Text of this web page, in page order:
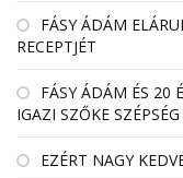
FÁSY ÁDÁM
RECEPTJÉT
FÁSY ÁDÁM ÉS 20
IGAZI SZŐKE SZÉPSÉG
EZÉRT NAGY